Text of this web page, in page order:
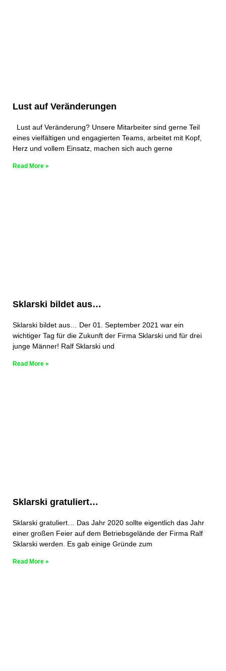
Lust auf Veränderungen
Lust auf Veränderung? Unsere Mitarbeiter sind gerne Teil
eines vielfältigen und engagierten Teams, arbeitet mit Kopf,
Herz und vollem Einsatz, machen sich auch gerne
Read More »
Sklarski bildet aus…
Sklarski bildet aus… Der 01. September 2021 war ein
wichtiger Tag für die Zukunft der Firma Sklarski und für drei
junge Männer! Ralf Sklarski und
Read More »
Sklarski gratuliert…
Sklarski gratuliert… Das Jahr 2020 sollte eigentlich das Jahr
einer großen Feier auf dem Betriebsgelände der Firma Ralf
Sklarski werden. Es gab einige Gründe zum
Read More »